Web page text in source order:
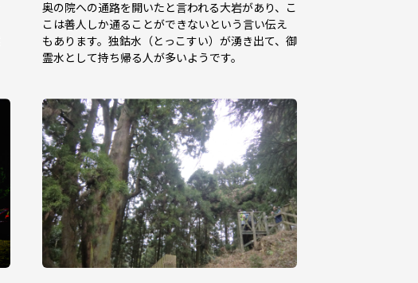
奥の院への通路を開いたと言われる大岩があり、こ
こは善人しか通ることができないという言い伝え
もあります。独鈷水（とっこすい）が湧き出て、御
霊水として持ち帰る人が多いようです。